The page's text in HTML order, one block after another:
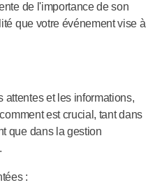
de l'importance de son
que votre événement vise à
et les informations,
est crucial, tant dans
que dans la gestion
: